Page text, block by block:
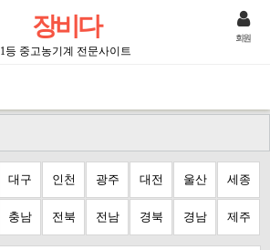
장비다
1등 중고농기계 전문사이트
회원
대구 인천 광주 대전 울산 세종
충남 전북 전남 경북 경남 제주